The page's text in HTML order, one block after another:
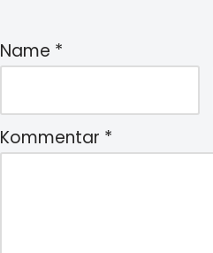
Name *
Kommentar *